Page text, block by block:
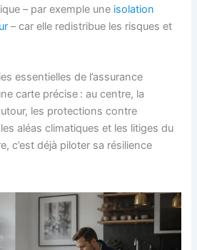
– par exemple une isolation
– car elle redistribue les risques et
essentielles de l’assurance
carte précise : au centre, la
les protections contre
les aléas climatiques et les litiges du
c’est déjà piloter sa résilience